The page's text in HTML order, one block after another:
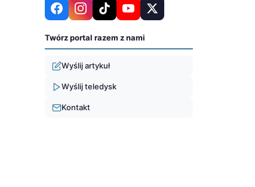
Twórz portal razem z nami
Wyślij artykuł
Wyślij teledysk
Kontakt